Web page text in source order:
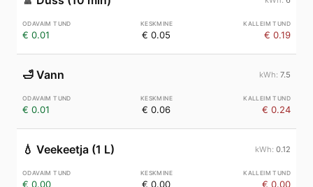
€ 0.01 € 0.05 € 0.19
🛁 Vann 7.5
€ 0.01 € 0.06 € 0.24
💧 Veekeetja (1 L) 0.12
€ 0.00 € 0.00 € 0.00